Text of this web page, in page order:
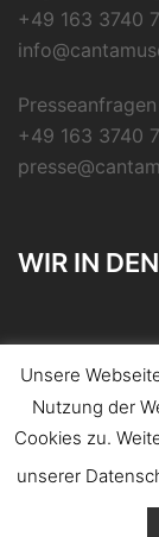
+49 163 3740
Presseanfragen
+49 163 3740
WIR IN
© 2026
Unsere
Nutzung der
Cookies zu.
unserer